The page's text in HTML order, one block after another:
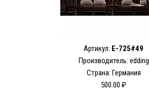
Артикул: E-725#49
Производитель: edding
Страна: Германия
500.00 ₽